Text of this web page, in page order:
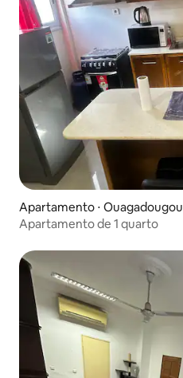
Apartamento ⋅ Ouagadougou
Apartamento de 1 quarto